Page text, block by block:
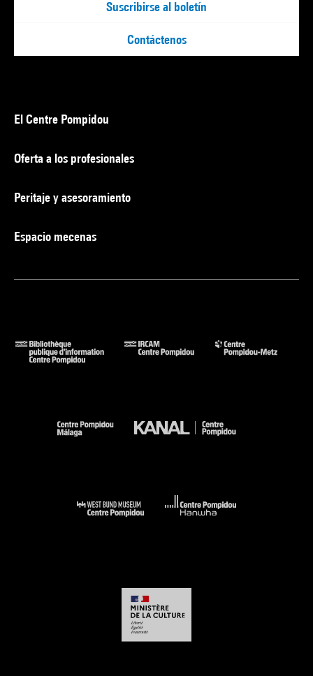
Suscribirse al boletín
Contáctenos
El Centre Pompidou
Oferta a los profesionales
Peritaje y asesoramiento
Espacio mecenas